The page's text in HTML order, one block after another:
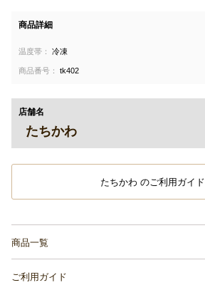
商品詳細
温度帯： 冷凍
商品番号： tk402
店舗名
たちかわ
たちかわ のご利用ガイド
商品一覧
ご利用ガイド